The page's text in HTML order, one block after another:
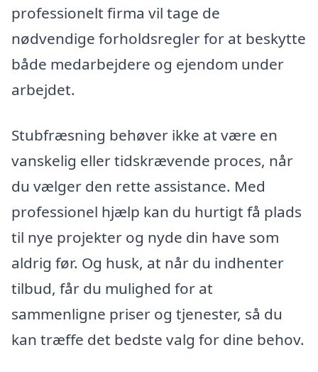
professionelt firma vil tage de
nødvendige forholdsregler for at beskytte
både medarbejdere og ejendom under
arbejdet.
Stubfræsning behøver ikke at være en
vanskelig eller tidskrævende proces, når
du vælger den rette assistance. Med
professionel hjælp kan du hurtigt få plads
til nye projekter og nyde din have som
aldrig før. Og husk, at når du indhenter
tilbud, får du mulighed for at
sammenligne priser og tjenester, så du
kan træffe det bedste valg for dine behov.